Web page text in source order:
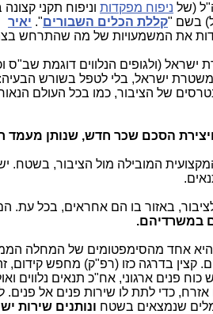
(של ניפוח מפקדות וניפוח תקני
בשם "קללת הכלים השבורים". יאיר
זה לא שב"כ"), פרסם מאמר שניתח בתחילת 2015 בחדות את המשמעויות של
(ולגופים הנלווים דוגמת שב"ס
משטרת ישראל, בלי לטפל בשורש הבעיה:
של הציבור, כמו בכל העולם
הסכם שכר חדש, שנותן מעמד
המובילה מול הציבור, בשטח.
באזור בו הם אחראים, בכל עת.
במשרדיהם.
אחד מהסימפטומים של המחלה
קידומם לא גבוהים. קצין בדרגה כזו (רפ"ק) מחפש
פנים ארגוני, אח"כ תנאים נלווים
ולא יראו אזרח, כדי לתת לו שירות פנים אל
שנמצאים בשטח ונותנים שירות